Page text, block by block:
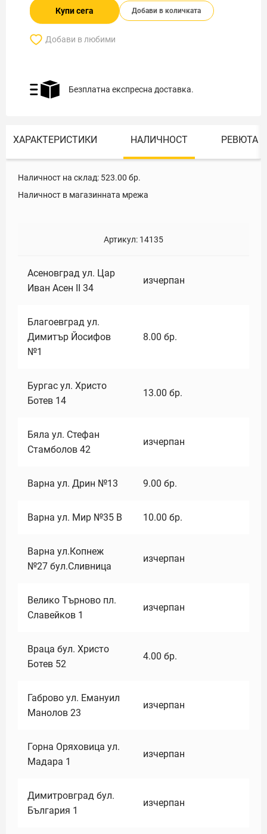
Купи сега Добави в количката
Добави в любими
Безплатна експресна доставка.
ХАРАКТЕРИСТИКИ НАЛИЧНОСТ РЕВЮТА
Наличност на склад: 523.00 бр.
Наличност в магазинната мрежа
Артикул: 14135
Асеновград ул. Цар
Иван Асен II 34
изчерпан
Благоевград ул.
Димитър Йосифов
№1
8.00 бр.
Бургас ул. Христо
Ботев 14
13.00 бр.
Бяла ул. Стефан
Стамболов 42
изчерпан
Варна ул. Дрин №13 9.00 бр.
Варна ул. Мир №35 В 10.00 бр.
Варна ул.Копнеж
№27 бул.Сливница
изчерпан
Велико Търново пл.
Славейков 1
изчерпан
Враца бул. Христо
Ботев 52
4.00 бр.
Габрово ул. Емануил
Манолов 23
изчерпан
Горна Оряховица ул.
Мадара 1
изчерпан
Димитровград бул.
България 1
изчерпан